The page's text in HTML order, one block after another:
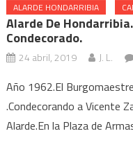
ALARDE HONDARRIBIA
Alarde De
Condecorado.
24 abril, 2019 J. L.
Año 1962.El
.Condecorando a Vicente
Alarde.En la Plaza de